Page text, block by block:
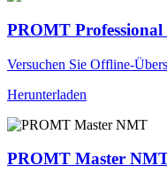
PROMT
Versuchen Sie Offline-
Herunterladen
PROMT Master